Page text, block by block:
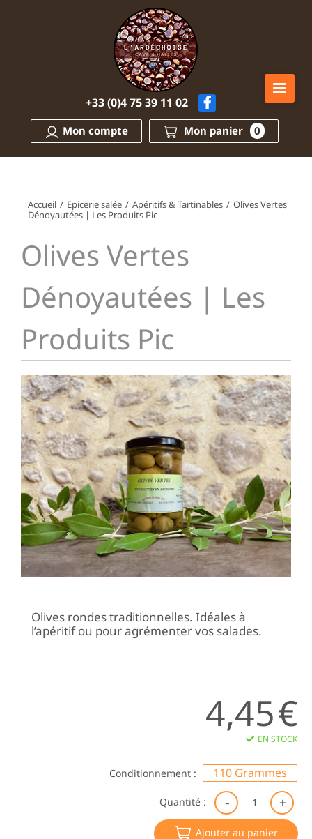
+33 (0)4 75 39 11 02
Mon compte Mon panier 0
Accueil / Epicerie salée / Apéritifs & Tartinables / Olives Vertes
Dénoyautées | Les Produits Pic
Olives Vertes
Dénoyautées | Les
Produits Pic
Olives rondes traditionnelles. Idéales à
l’apéritif ou pour agrémenter vos salades.
4,45€
EN STOCK
Conditionnement : 110 Grammes
Quantité :
Ajouter au panier